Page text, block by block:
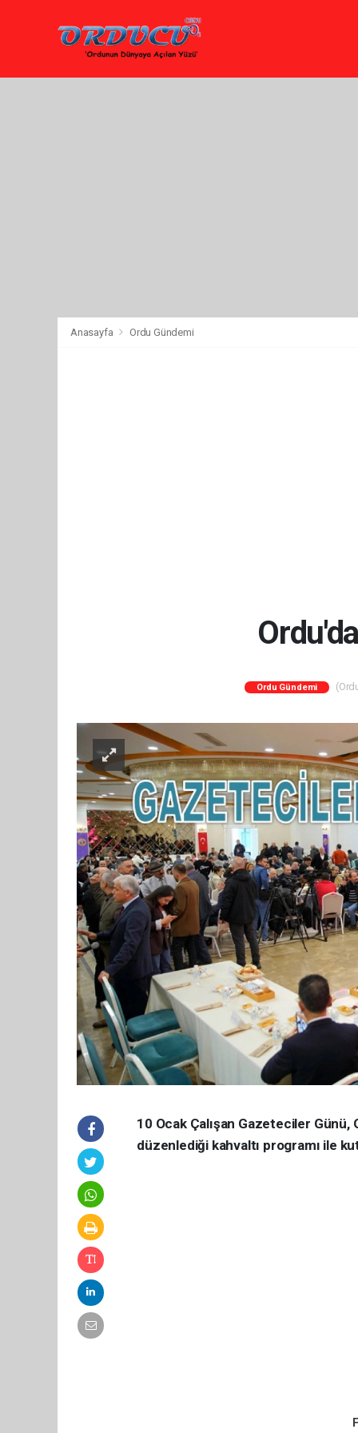
Anasayfa Ordu Gündemi
Ordu Gündemi
10 Ocak Çalışan Gazeteciler
düzenlediği kahvaltı programı ile